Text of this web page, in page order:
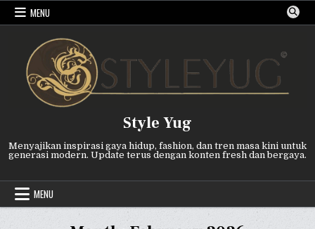
Skip
MENU
Style Yug
Menyajikan inspirasi gaya hidup, fashion, dan tren masa kini untuk
generasi modern. Update terus dengan konten fresh dan bergaya.
MENU